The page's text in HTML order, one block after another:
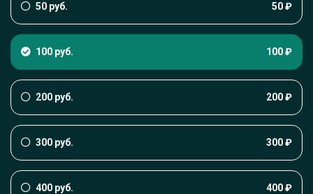
50 руб. 50 ₽
100 руб. 100 ₽
200 руб. 200 ₽
300 руб. 300 ₽
400 руб. 400 ₽